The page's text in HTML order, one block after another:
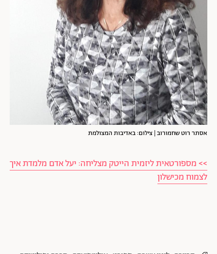
אסתר רוט שחמורוב | צילום: באדיבות המצולמת
>> מספורטאית ליזמית הייטק מצליחה: יעל אדם מלמדת איך
לצמוח מכישלון